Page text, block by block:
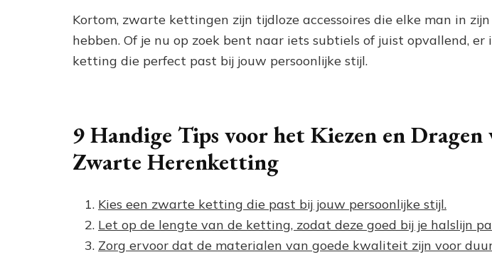
Kortom, zwarte kettingen zijn tijdloze accessoires die elke man in
hebben. Of je nu op zoek bent naar iets subtiels of juist opvallend,
ketting die perfect past bij jouw persoonlijke stijl.
9 Handige Tips voor het Kiezen en Dragen
Zwarte Herenketting
Kies een zwarte ketting die past bij jouw persoonlijke stijl.
Let op de lengte van de ketting, zodat deze goed bij je halslijn
Zorg ervoor dat de materialen van goede kwaliteit zijn voor